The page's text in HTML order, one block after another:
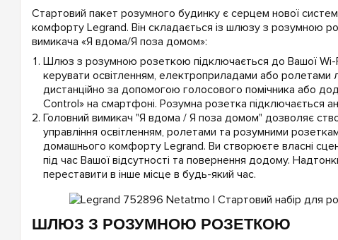
Стартовий пакет розумного будинку є серцем нової
комфорту Legrand. Він складається із шлюзу з розумною
вимикача «Я вдома/Я поза домом»:
Шлюз з розумною розеткою підключається до Вашої Wi-
керувати освітленням, електроприладами або ролетами
дистанційно за допомогою голосового помічника або
Control» на смартфоні. Розумна розетка підключається
Головний вимикач "Я вдома / Я поза домом" дозволяє
управління освітленням, ролетами та розумними
домашнього комфорту Legrand. Ви створюєте власні
під час Вашої відсутності та повернення додому.
переставити в інше місце в будь-який час.
ШЛЮЗ З РОЗУМНОЮ РОЗЕТКОЮ